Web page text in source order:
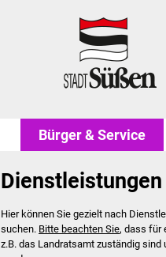
Bürger & Service
Hier können Sie gezielt nach
suchen. Bitte beachten Sie, dass für
z.B. das Landratsamt zuständig